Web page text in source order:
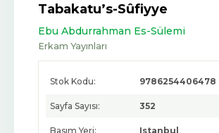
Tabakatu’s-Sûfiyye
Ebu Abdurrahman Es-Sülemi
Erkam Yayınları
Stok Kodu: 9786254406478
Sayfa Sayısı: 352
Basım Yeri: Istanbul